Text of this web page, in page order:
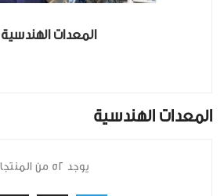
المعدات الهندسية
المعدات الهندسية
يوجد 52 من المنتجات